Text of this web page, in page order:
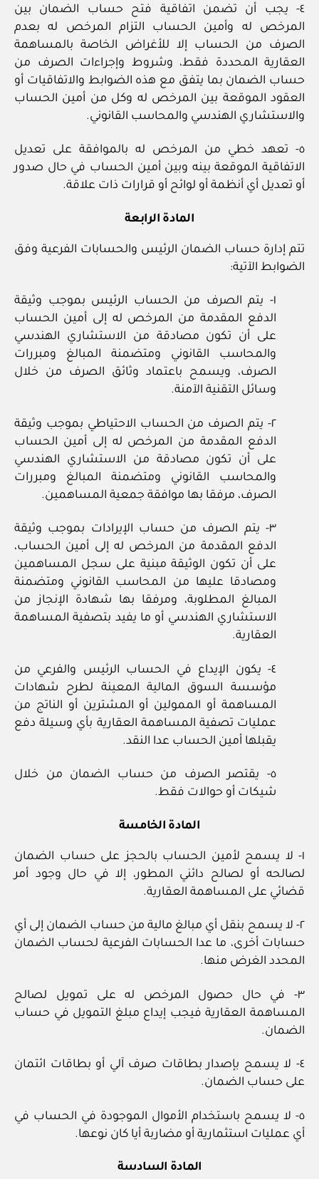
٤- يجب أن تضمن اتفاقية فتح حساب الضمان بين
المرخص له وأمين الحساب التزام المرخص له بعدم
الصرف من الحساب إلا للأغراض الخاصة بالمساهمة
العقارية المحددة فقط، وشروط وإجراءات الصرف من
حساب الضمان بما يتفق مع هذه الضوابط والاتفاقيات أو
العقود الموقعة بين المرخص له وكل من أمين الحساب
والاستشاري الهندسي والمحاسب القانوني.
٥- تعهد خطي من المرخص له بالموافقة على تعديل
الاتفاقية الموقعة بينه وبين أمين الحساب في حال صدور
أو تعديل أي أنظمة أو لوائح أو قرارات ذات علاقة.
المادة الرابعة
تتم إدارة حساب الضمان الرئيس والحسابات الفرعية وفق
الضوابط الآتية:
١- يتم الصرف من الحساب الرئيس بموجب وثيقة
الدفع المقدمة من المرخص له إلى أمين الحساب
على أن تكون مصادقة من الاستشاري الهندسي
والمحاسب القانوني ومتضمنة المبالغ ومبررات
الصرف، ويسمح باعتماد وثائق الصرف من خلال
وسائل التقنية الآمنة.
٢- يتم الصرف من الحساب الاحتياطي بموجب وثيقة
الدفع المقدمة من المرخص له إلى أمين الحساب
على أن تكون مصادقة من الاستشاري الهندسي
والمحاسب القانوني ومتضمنة المبالغ ومبررات
الصرف، مرفقا بها موافقة جمعية المساهمين.
٣- يتم الصرف من حساب الإيرادات بموجب وثيقة
الدفع المقدمة من المرخص له إلى أمين الحساب،
على أن تكون الوثيقة مبنية على سجل المساهمين
ومصادقا عليها من المحاسب القانوني ومتضمنة
المبالغ المطلوبة، ومرفقا بها شهادة الإنجاز من
الاستشاري الهندسي أو ما يفيد بتصفية المساهمة
العقارية.
٤- يكون الإيداع في الحساب الرئيس والفرعي من
مؤسسة السوق المالية المعينة لطرح شهادات
المساهمة أو الممولين أو المشترين أو الناتج من
عمليات تصفية المساهمة العقارية بأي وسيلة دفع
يقبلها أمين الحساب عدا النقد.
٥- يقتصر الصرف من حساب الضمان من خلال
شيكات أو حوالات فقط.
المادة الخامسة
١- لا يسمح لأمين الحساب بالحجز على حساب الضمان
لصالحه أو لصالح دائني المطور، إلا في حال وجود أمر
قضائي على المساهمة العقارية.
٢- لا يسمح بنقل أي مبالغ مالية من حساب الضمان إلى أي
حسابات أخرى، ما عدا الحسابات الفرعية لحساب الضمان
المحدد الغرض منها.
٣- في حال حصول المرخص له على تمويل لصالح
المساهمة العقارية فيجب إيداع مبلغ التمويل في حساب
الضمان.
٤- لا يسمح بإصدار بطاقات صرف آلي أو بطاقات ائتمان
على حساب الضمان.
٥- لا يسمح باستخدام الأموال الموجودة في الحساب في
أي عمليات استثمارية أو مضاربة أيا كان نوعها.
المادة السادسة